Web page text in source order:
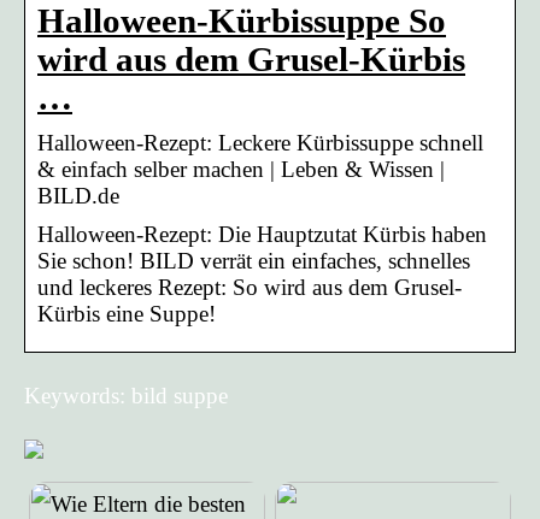
Halloween-Kürbissuppe So
wird aus dem Grusel-Kürbis
…
Halloween-Rezept: Leckere Kürbissuppe schnell
& einfach selber machen | Leben & Wissen |
BILD.de
Halloween-Rezept: Die Hauptzutat Kürbis haben
Sie schon! BILD verrät ein einfaches, schnelles
und leckeres Rezept: So wird aus dem Grusel-
Kürbis eine Suppe!
Keywords: bild suppe